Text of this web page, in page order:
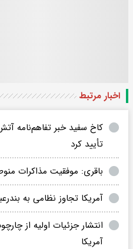
اخبار مرتبط
تأیید کرد
باقری: موفقیت مذاکرات
آمریکا تجاوز نظامی به
انتشار جزئیات اولیه از
آمریکا